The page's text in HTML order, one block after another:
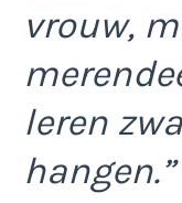
vrouw,
leren
hangen.”